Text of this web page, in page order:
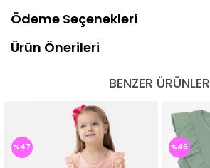
Ödeme Seçenekleri
Ürün Önerileri
BENZER ÜRÜNLER
%47 %46